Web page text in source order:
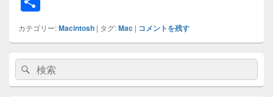
st
o
d
o
k
e
dI
n
m
bl
r
di
ff
M
y
e
n
a
c
e
b
o
m
s
y
Li
n
有
カテゴリー:Macintosh | タグ:Mac | コメントを残す
メ
ン
サ
検
索:
検
索